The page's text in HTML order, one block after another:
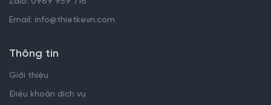
Email: info@thietkevn.com
Thông tin
Giới thiệu
Điều khoản dịch vụ